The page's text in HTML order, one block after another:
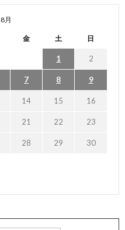
月
金 土 日
1 2
7 8 9
14 15 16
21 22 23
28 29 30